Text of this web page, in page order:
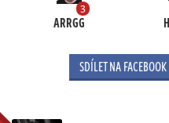
3
ARRGG
SDÍLET NA FACEBOOK